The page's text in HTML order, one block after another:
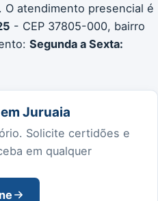
. O atendimento presencial é
- CEP 37805-000, bairro
Segunda a Sexta:
Juruaia
Solicite certidões e
em qualquer